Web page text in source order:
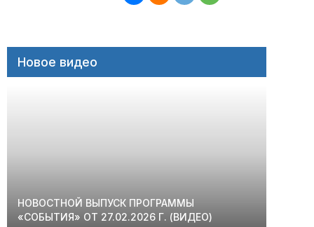
Новое видео
НОВОСТНОЙ ВЫПУСК ПРОГРАММЫ
«СОБЫТИЯ» ОТ 27.02.2026 Г. (ВИДЕО)